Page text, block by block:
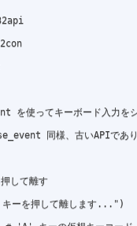
を使ってキーボード入力を
同様、古いAPIであ
して離す
ーを押して離します...")